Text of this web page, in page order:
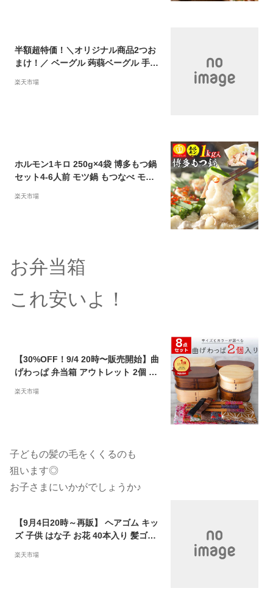
半額超特価！＼オリジナル商品2つお
まけ！／ ベーグル 蒟蒻ベーグル 手作
【 合計12個セット (3個セット×選べ
楽天市場
ホルモン1キロ 250g×4袋 博多もつ鍋
セット4-6人前 モツ鍋 もつなべ モツ
暮 送料無料 クリスマス プチギフト 内
楽天市場
お弁当箱
これ安いよ！
【30%OFF！9/4 20時〜販売開始】曲
げわっぱ 弁当箱 アウトレット 2個 セ
ン 漆 一段 お箸セット おしゃれ 女性
楽天市場
子どもの髪の毛をくくるのも
狙います◎
お子さまにいかがでしょうか♪
【9月4日20時～再販】 ヘアゴム キッ
ズ 子供 はな子 お花 40本入り 髪ゴム
ヘアレンジ 女の子 大容量 かわいい お
楽天市場